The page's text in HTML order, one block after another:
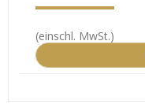
(einschl. MwSt.)